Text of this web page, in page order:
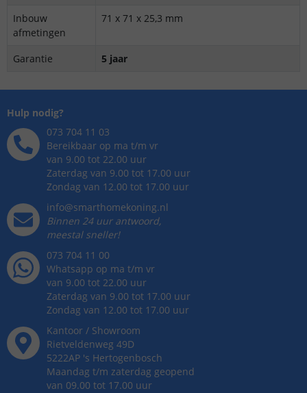
Inbouw
afmetingen
71 x 71 x 25,3 mm
Garantie 5 jaar
Hulp nodig?
073 704 11 03
Bereikbaar op ma t/m vr
van 9.00 tot 22.00 uur
Zaterdag van 9.00 tot 17.00 uur
Zondag van 12.00 tot 17.00 uur
info@smarthomekoning.nl
Binnen 24 uur antwoord,
meestal sneller!
073 704 11 00
Whatsapp op ma t/m vr
van 9.00 tot 22.00 uur
Zaterdag van 9.00 tot 17.00 uur
Zondag van 12.00 tot 17.00 uur
Kantoor / Showroom
Rietveldenweg 49D
5222AP 's Hertogenbosch
Maandag t/m zaterdag geopend
van 09.00 tot 17.00 uur